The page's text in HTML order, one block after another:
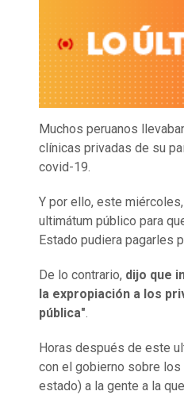
Muchos peruanos
clínicas privadas de su
covid-19.
Y por ello, este
ultimátum público para
Estado pudiera pagarles
De lo contrario, dijo que
la expropiación a los
pública".
Horas después de este
con el gobierno sobre los
estado) a la gente a la